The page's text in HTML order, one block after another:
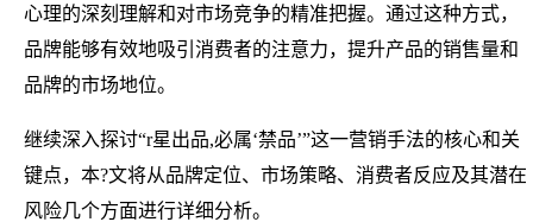
心理的深刻理解和对市场竞争的精准把握。通过这种方式，
品牌能够有效地吸引消费者的注意力，提升产品的销售量和
品牌的市场地位。
继续深入探讨“r星出品,必属‘禁品’”这一营销手法的核心和关
键点，本?文将从品牌定位、市场策略、消费者反应及其潜在
风险几个方面进行详细分析。